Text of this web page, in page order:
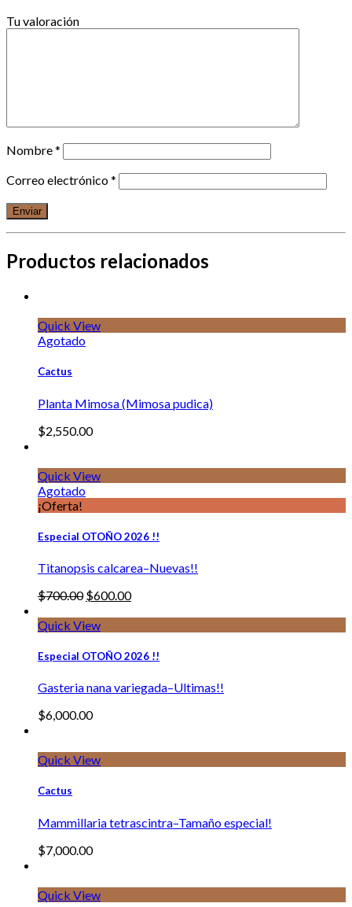
Tu valoración
Nombre*
Correo electrónico*
Productos relacionados
Quick View
Agotado
Cactus
Planta Mimosa (Mimosa pudica)
$2,550.00
Quick View
Agotado
¡Oferta!
Especial OTOÑO 2026 !!
Titanopsis calcarea–Nuevas!!
$700.00 $600.00
Quick View
Especial OTOÑO 2026 !!
Gasteria nana variegada–Ultimas!!
$6,000.00
Quick View
Cactus
Mammillaria tetrascintra–Tamaño especial!
$7,000.00
Quick View